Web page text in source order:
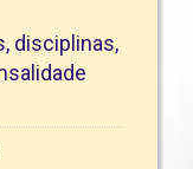
disciplinas,